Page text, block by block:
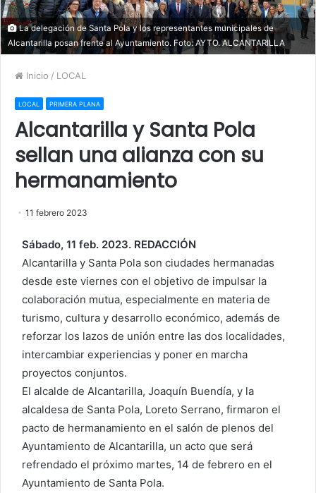
La delegación de Santa Pola y los representantes municipales de
Alcantarilla posan frente al Ayuntamiento. Foto: AYTO. ALCANTARILLA
Inicio / LOCAL
LOCAL PRIMERA PLANA
Alcantarilla y Santa Pola
sellan una alianza con su
hermanamiento
11 febrero 2023
Sábado, 11 feb. 2023. REDACCIÓN
Alcantarilla y Santa Pola son ciudades hermanadas
desde este viernes con el objetivo de impulsar la
colaboración mutua, especialmente en materia de
turismo, cultura y desarrollo económico, además de
reforzar los lazos de unión entre las dos localidades,
intercambiar experiencias y poner en marcha
proyectos conjuntos.
El alcalde de Alcantarilla, Joaquín Buendía, y la
alcaldesa de Santa Pola, Loreto Serrano, firmaron el
pacto de hermanamiento en el salón de plenos del
Ayuntamiento de Alcantarilla, un acto que será
refrendado el próximo martes, 14 de febrero en el
Ayuntamiento de Santa Pola.